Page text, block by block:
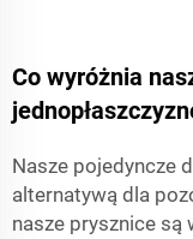
Co wyróżnia
Nasze pojedyncze
alternatywą dla
nasze prysznice są